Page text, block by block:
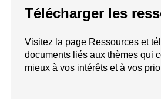
Télécharger les
Visitez la page Ressources et
documents liés aux thèmes qui
mieux à vos intérêts et à vos